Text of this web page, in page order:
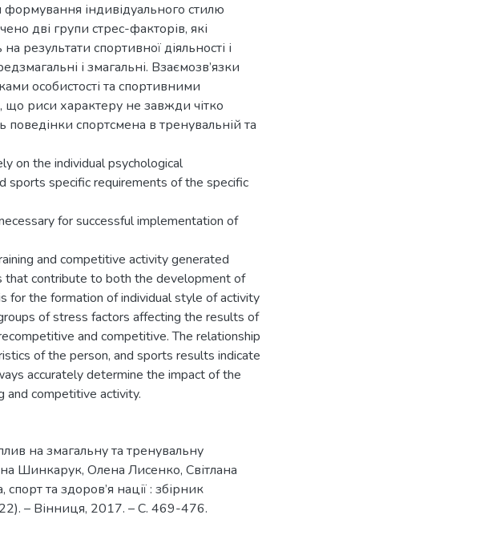
формування індивідуального стилю
дві групи стрес-факторів, які
результати спортивної діяльності і
і змагальні. Взаємозв’язки
особистості та спортивними
що риси характеру не завжди чітко
поведінки спортсмена в тренувальній та
on the individual psychological
sports specific requirements of the specific
for successful implementation of
and competitive activity generated
that contribute to both the development of
for the formation of individual style of activity
of stress factors affecting the results of
and competitive. The relationship
of the person, and sports results indicate
accurately determine the impact of the
and competitive activity.
на змагальну та тренувальну
Шинкарук, Олена Лисенко, Світлана
та здоров’я нації : збірник
– Вінниця, 2017. – С. 469-476.